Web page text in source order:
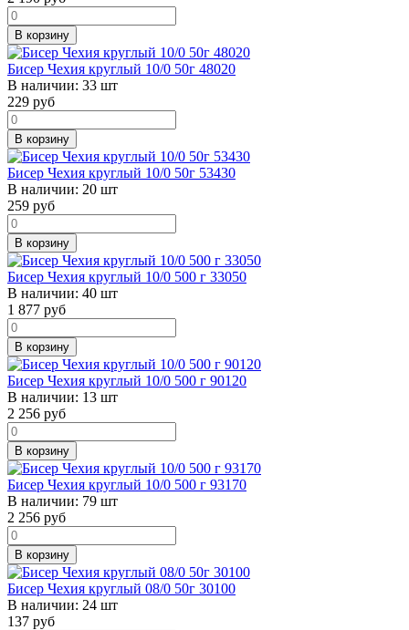
В корзину
Бисер Чехия круглый 10/0 50г 48020
В наличии: 33 шт
229 руб
В корзину
Бисер Чехия круглый 10/0 50г 53430
В наличии: 20 шт
259 руб
В корзину
Бисер Чехия круглый 10/0 500 г 33050
В наличии: 40 шт
1 877 руб
В корзину
Бисер Чехия круглый 10/0 500 г 90120
В наличии: 13 шт
2 256 руб
В корзину
Бисер Чехия круглый 10/0 500 г 93170
В наличии: 79 шт
2 256 руб
В корзину
Бисер Чехия круглый 08/0 50г 30100
В наличии: 24 шт
137 руб